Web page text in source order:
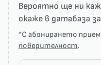
Вероятно ще ни
окаже в датабаза
*С абонирането
поверителност.